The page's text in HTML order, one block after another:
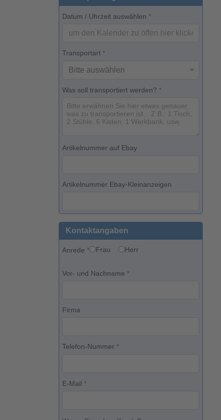
Datum / Uhrzeit auswählen *
Transportart *
Was soll transportiert werden? *
Artikelnummer auf Ebay
Artikelnummer Ebay-Kleinanzeigen
Kontaktangaben
Anrede * Frau Herr
Vor- und Nachname *
Firma
Telefon-Nummer *
E-Mail *